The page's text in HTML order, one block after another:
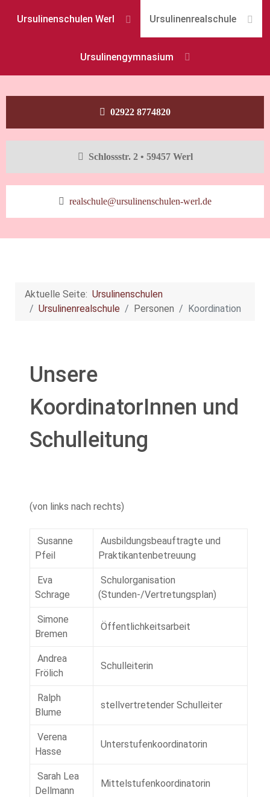
Ursulinenschulen Werl Ursulinenrealschule
Ursulinengymnasium
02922 8774820
Schlossstr. 2 • 59457 Werl
realschule@ursulinenschulen-werl.de
Aktuelle Seite: Ursulinenschulen
Ursulinenrealschule
Personen Koordination
Unsere
KoordinatorInnen und
Schulleitung
(von links nach rechts)
Susanne
Pfeil
Ausbildungsbeauftragte und
Praktikantenbetreuung
Eva
Schrage
Schulorganisation
(Stunden-/Vertretungsplan)
Simone
Bremen
Öffentlichkeitsarbeit
Andrea
Frölich
Schulleiterin
Ralph
Blume
stellvertretender Schulleiter
Verena
Hasse
Unterstufenkoordinatorin
Sarah Lea
Dellmann
Mittelstufenkoordinatorin